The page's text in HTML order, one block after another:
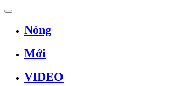
Nóng
Mới
VIDEO